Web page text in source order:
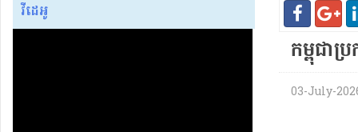
វីដេអូ
កម្ពុជា​
03-July-